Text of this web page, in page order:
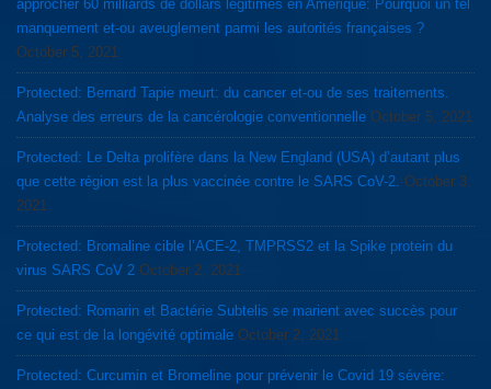
approcher 60 milliards de dollars légitimes en Amérique: Pourquoi un tel
manquement et-ou aveuglement parmi les autorités françaises ?
October 5, 2021
Protected: Bernard Tapie meurt: du cancer et-ou de ses traitements.
Analyse des erreurs de la cancérologie conventionnelle October 5, 2021
Protected: Le Delta prolifère dans la New England (USA) d’autant plus
que cette région est la plus vaccinée contre le SARS CoV-2. October 3,
2021
Protected: Bromaline cible l’ACE-2, TMPRSS2 et la Spike protein du
virus SARS CoV 2 October 2, 2021
Protected: Romarin et Bactérie Subtelis se marient avec succès pour
ce qui est de la longévité optimale October 2, 2021
Protected: Curcumin et Bromeline pour prévenir le Covid 19 sévère: